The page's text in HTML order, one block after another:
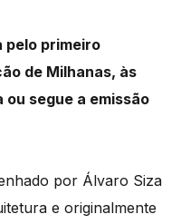
pelo primeiro
de Milhanas, às
ou segue a emissão
por Álvaro Siza
e originalmente